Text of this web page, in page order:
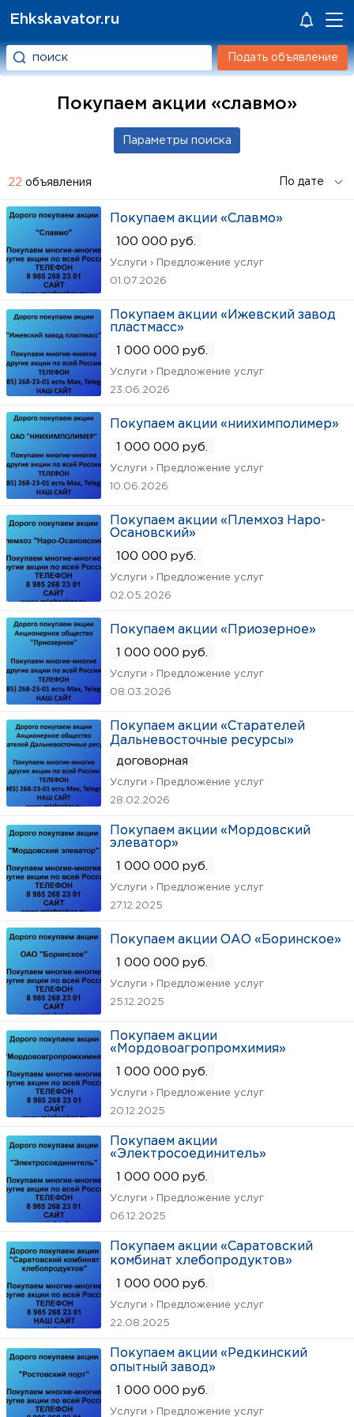
Ehkskavator.ru
Подать объявление
Покупаем акции «славмо»
22 объявления
Покупаем акции «Славмо»
100 000 руб.
Услуги › Предложение услуг
01.07.2026
Покупаем акции «Ижевский завод
пластмасс»
1 000 000 руб.
Услуги › Предложение услуг
23.06.2026
Покупаем акции «ниихимполимер»
1 000 000 руб.
Услуги › Предложение услуг
10.06.2026
Покупаем акции «Племхоз Наро-
Осановский»
100 000 руб.
Услуги › Предложение услуг
02.05.2026
Покупаем акции «Приозерное»
1 000 000 руб.
Услуги › Предложение услуг
08.03.2026
Покупаем акции «Старателей
Дальневосточные ресурсы»
договорная
Услуги › Предложение услуг
28.02.2026
Покупаем акции «Мордовский
элеватор»
1 000 000 руб.
Услуги › Предложение услуг
27.12.2025
Покупаем акции ОАО «Боринское»
1 000 000 руб.
Услуги › Предложение услуг
25.12.2025
Покупаем акции
«Мордовоагропромхимия»
1 000 000 руб.
Услуги › Предложение услуг
20.12.2025
Покупаем акции
«Электросоединитель»
1 000 000 руб.
Услуги › Предложение услуг
06.12.2025
Покупаем акции «Саратовский
комбинат хлебопродуктов»
1 000 000 руб.
Услуги › Предложение услуг
22.08.2025
Покупаем акции «Редкинский
опытный завод»
1 000 000 руб.
Услуги › Предложение услуг